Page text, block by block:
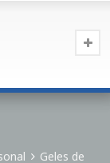
Geles de